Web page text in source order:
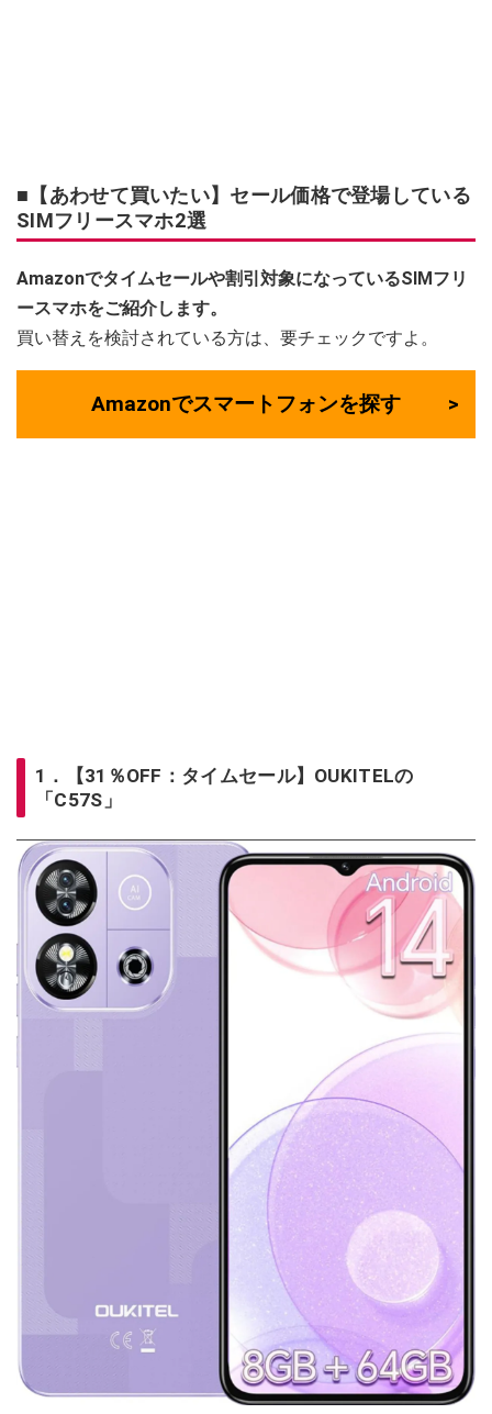
■【あわせて買いたい】セール価格で登場している
SIMフリースマホ2選
Amazonでタイムセールや割引対象になっているSIMフリ
ースマホをご紹介します。
買い替えを検討されている方は、要チェックですよ。
Amazonでスマートフォンを探す
1．【31％OFF：タイムセール】OUKITELの
「C57S」